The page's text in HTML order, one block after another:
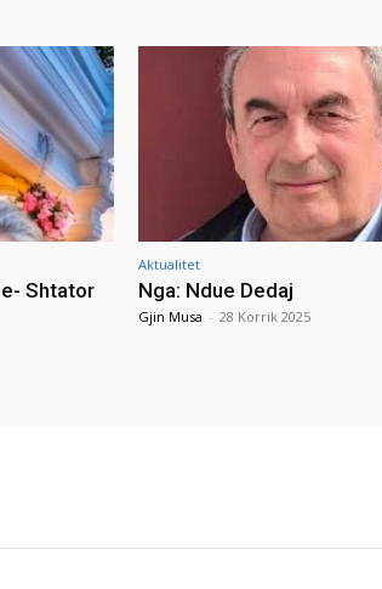
Shtator
Aktualitet
Nga: Ndue Dedaj
Gjin Musa - 28 Korrik 2025